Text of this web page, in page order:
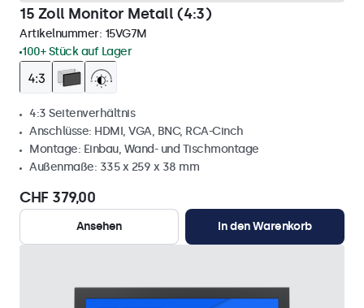
15 Zoll Monitor Metall (4:3)
Artikelnummer: 15VG7M
100+ Stück auf Lager
4:3 Seitenverhältnis
Anschlüsse: HDMI, VGA, BNC, RCA-Cinch
Montage: Einbau, Wand- und Tischmontage
Außenmaße: 335 x 259 x 38 mm
CHF 379,00
Ansehen In den Warenkorb